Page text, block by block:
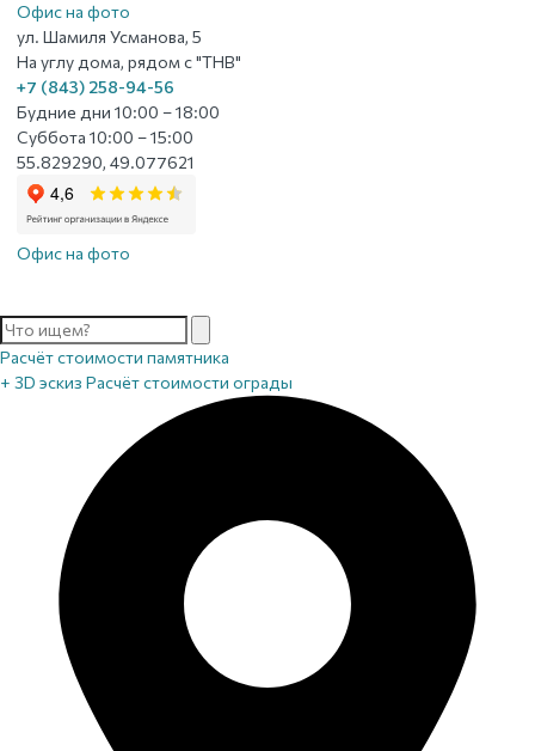
Офис на фото
ул. Шамиля Усманова, 5
На углу дома, рядом с "ТНВ"
+7 (843) 258-94-56
Будние дни 10:00 – 18:00
Суббота 10:00 – 15:00
55.829290, 49.077621
Офис на фото
Расчёт стоимости памятника
+ 3D эскиз Расчёт стоимости ограды